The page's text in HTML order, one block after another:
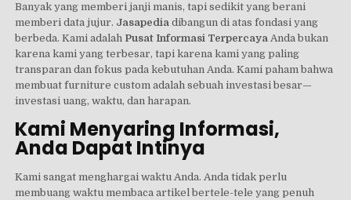
Banyak yang memberi janji manis, tapi sedikit yang berani
memberi data jujur. Jasapedia dibangun di atas fondasi yang
berbeda. Kami adalah Pusat Informasi Terpercaya Anda bukan
karena kami yang terbesar, tapi karena kami yang paling
transparan dan fokus pada kebutuhan Anda. Kami paham bahwa
membuat furniture custom adalah sebuah investasi besar—
investasi uang, waktu, dan harapan.
Kami Menyaring Informasi,
Anda Dapat Intinya
Kami sangat menghargai waktu Anda. Anda tidak perlu
membuang waktu membaca artikel bertele-tele yang penuh